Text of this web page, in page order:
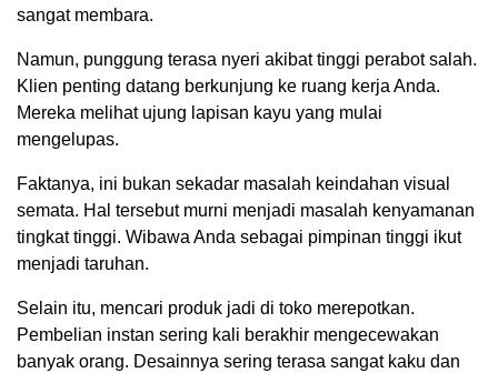
sangat membara.
Namun, punggung terasa nyeri akibat tinggi perabot salah.
Klien penting datang berkunjung ke ruang kerja Anda.
Mereka melihat ujung lapisan kayu yang mulai
mengelupas.
Faktanya, ini bukan sekadar masalah keindahan visual
semata. Hal tersebut murni menjadi masalah kenyamanan
tingkat tinggi. Wibawa Anda sebagai pimpinan tinggi ikut
menjadi taruhan.
Selain itu, mencari produk jadi di toko merepotkan.
Pembelian instan sering kali berakhir mengecewakan
banyak orang. Desainnya sering terasa sangat kaku dan